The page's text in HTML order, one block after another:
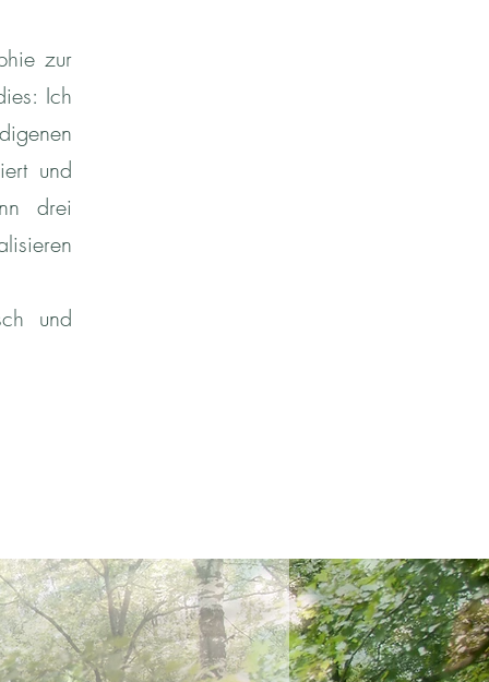
zur
Ich
und
drei
und